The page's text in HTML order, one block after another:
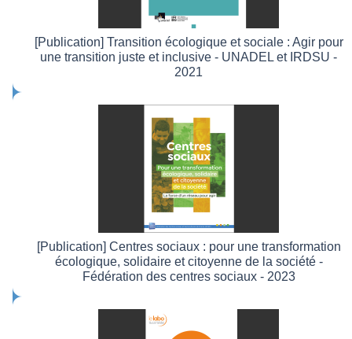
[Publication] Transition écologique et sociale : Agir pour
une transition juste et inclusive - UNADEL et IRDSU -
2021
[Publication] Centres sociaux : pour une transformation
écologique, solidaire et citoyenne de la société -
Fédération des centres sociaux - 2023